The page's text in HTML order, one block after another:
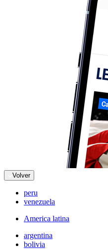
Volver
peru
venezuela
America latina
argentina
bolivia